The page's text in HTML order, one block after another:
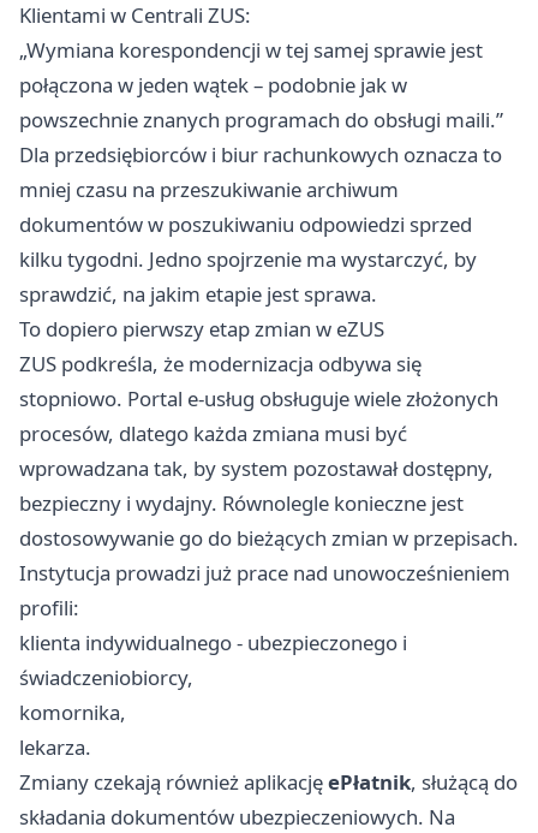
Klientami w Centrali ZUS:
„Wymiana korespondencji w tej samej sprawie jest
połączona w jeden wątek – podobnie jak w
powszechnie znanych programach do obsługi maili.”
Dla przedsiębiorców i biur rachunkowych oznacza to
mniej czasu na przeszukiwanie archiwum
dokumentów w poszukiwaniu odpowiedzi sprzed
kilku tygodni. Jedno spojrzenie ma wystarczyć, by
sprawdzić, na jakim etapie jest sprawa.
To dopiero pierwszy etap zmian w eZUS
ZUS podkreśla, że modernizacja odbywa się
stopniowo. Portal e-usług obsługuje wiele złożonych
procesów, dlatego każda zmiana musi być
wprowadzana tak, by system pozostawał dostępny,
bezpieczny i wydajny. Równolegle konieczne jest
dostosowywanie go do bieżących zmian w przepisach.
Instytucja prowadzi już prace nad unowocześnieniem
profili:
klienta indywidualnego - ubezpieczonego i
świadczeniobiorcy,
komornika,
lekarza.
Zmiany czekają również aplikacjęePłatnik, służącą do
składania dokumentów ubezpieczeniowych. Na